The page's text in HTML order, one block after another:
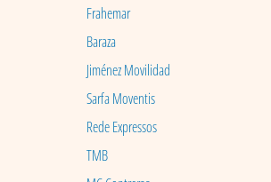
Frahemar
Baraza
Jiménez Movilidad
Sarfa Moventis
Rede Expressos
TMB